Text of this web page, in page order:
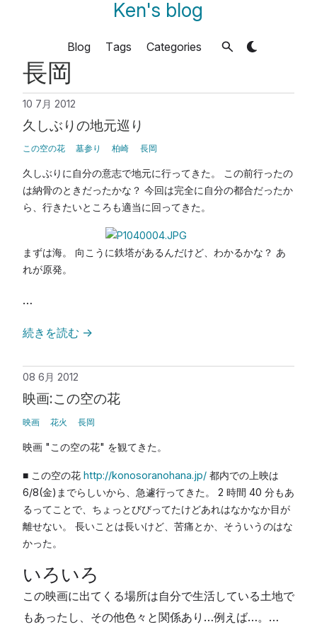
Ken's blog
Blog Tags Categories
長岡
10 7月 2012
久しぶりの地元巡り
この空の花 墓参り 柏崎 長岡
久しぶりに自分の意志で地元に行ってきた。 この前行ったの
は納骨のときだったかな？ 今回は完全に自分の都合だったか
ら、行きたいところも適当に回ってきた。
まずは海。 向こうに鉄塔があるんだけど、わかるかな？ あ
れが原発。
…
続きを読む →
08 6月 2012
映画:この空の花
映画 花火 長岡
映画 "この空の花" を観てきた。
■ この空の花 http://konosoranohana.jp/ 都内での上映は
6/8(金)までらしいから、急遽行ってきた。 2 時間 40 分もあ
るってことで、ちょっとびびってたけどあれはなかなか目が
離せない。 長いことは長いけど、苦痛とか、そういうのはな
かった。
いろいろ
この映画に出てくる場所は自分で生活している土地で
もあったし、その他色々と関係あり…例えば…。…